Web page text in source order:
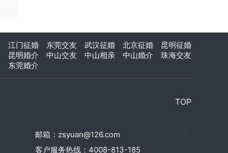
江门征婚 东莞交友 武汉征婚 北京征婚
昆明征婚
昆明婚介 中山交友 中山相亲 中山婚介
珠海交友
东莞婚介
TOP
邮箱：zsyuan@126.com
客户服务热线：4008-813-185